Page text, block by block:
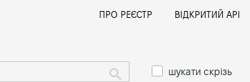
ПРО РЕЄСТР ВІДКРИТИЙ АРІ
шукати скрізь